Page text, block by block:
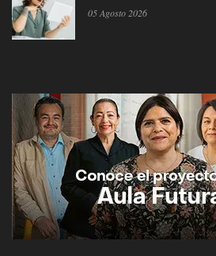
05 Agosto 2026